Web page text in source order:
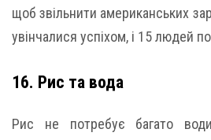
щоб звільнити американських
увінчалися успіхом, і 15 людей
16. Рис та вода
Рис не потребує багато